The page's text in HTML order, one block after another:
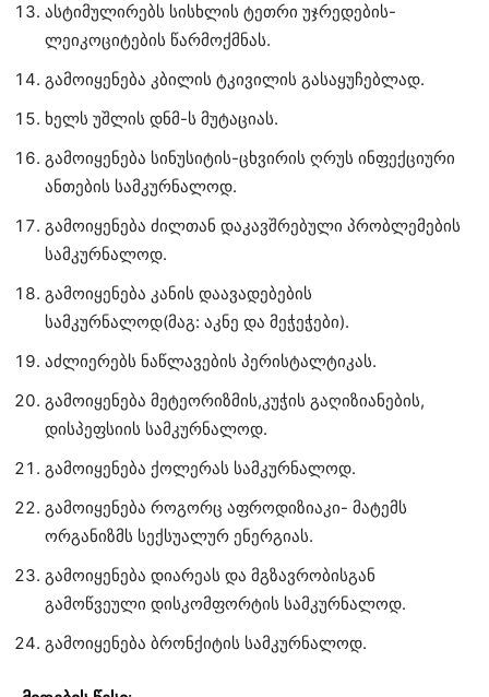
ასტიმულირებს სისხლის ტეთრი უჯრედების-
ლეიკოციტების წარმოქმნას.
გამოიყენება კბილის ტკივილის გასაყუჩებლად.
ხელს უშლის დნმ-ს მუტაციას.
გამოიყენება სინუსიტის-ცხვირის ღრუს ინფექციური
ანთების სამკურნალოდ.
გამოიყენება ძილთან დაკავშრებული პრობლემების
სამკურნალოდ.
გამოიყენება კანის დაავადებების
სამკურნალოდ(მაგ: აკნე და მეჭეჭები).
აძლიერებს ნაწლავების პერისტალტიკას.
გამოიყენება მეტეორიზმის,კუჭის გაღიზიანების,
დისპეფსიის სამკურნალოდ.
გამოიყენება ქოლერას სამკურნალოდ.
გამოიყენება როგორც აფროდიზიაკი- მატემს
ორგანიზმს სექსუალურ ენერგიას.
გამოიყენება დიარეას და მგზავრობისგან
გამოწვეული დისკომფორტის სამკურნალოდ.
გამოიყენება ბრონქიტის სამკურნალოდ.